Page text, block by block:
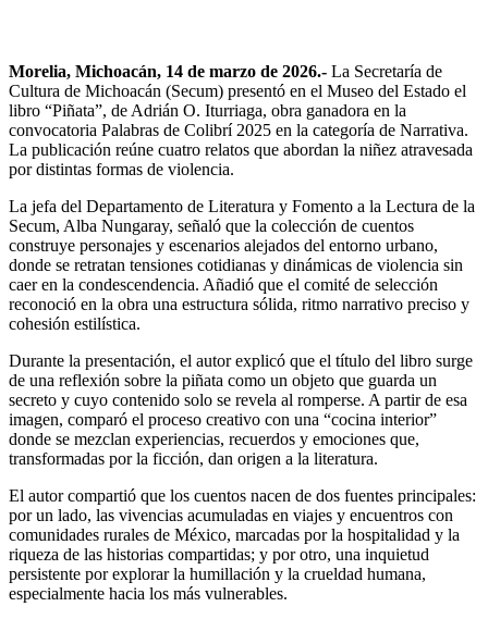
Morelia, Michoacán, 14 de marzo de 2026.- La Secretaría de
Cultura de Michoacán (Secum) presentó en el Museo del Estado el
libro “Piñata”, de Adrián O. Iturriaga, obra ganadora en la
convocatoria Palabras de Colibrí 2025 en la categoría de Narrativa.
La publicación reúne cuatro relatos que abordan la niñez atravesada
por distintas formas de violencia.
La jefa del Departamento de Literatura y Fomento a la Lectura de la
Secum, Alba Nungaray, señaló que la colección de cuentos
construye personajes y escenarios alejados del entorno urbano,
donde se retratan tensiones cotidianas y dinámicas de violencia sin
caer en la condescendencia. Añadió que el comité de selección
reconoció en la obra una estructura sólida, ritmo narrativo preciso y
cohesión estilística.
Durante la presentación, el autor explicó que el título del libro surge
de una reflexión sobre la piñata como un objeto que guarda un
secreto y cuyo contenido solo se revela al romperse. A partir de esa
imagen, comparó el proceso creativo con una “cocina interior”
donde se mezclan experiencias, recuerdos y emociones que,
transformadas por la ficción, dan origen a la literatura.
El autor compartió que los cuentos nacen de dos fuentes principales:
por un lado, las vivencias acumuladas en viajes y encuentros con
comunidades rurales de México, marcadas por la hospitalidad y la
riqueza de las historias compartidas; y por otro, una inquietud
persistente por explorar la humillación y la crueldad humana,
especialmente hacia los más vulnerables.